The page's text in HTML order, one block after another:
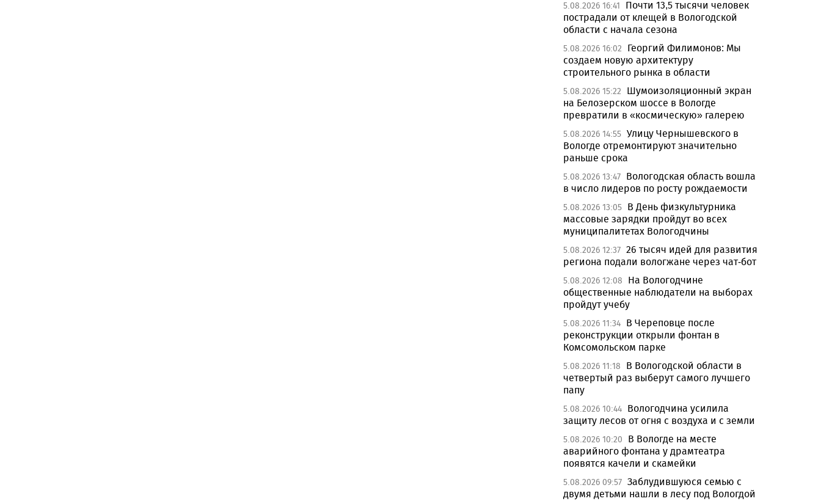
5.08.2026 16:41
Почти 13,5 тысячи человек
пострадали от клещей в Вологодской
области с начала сезона
5.08.2026 16:02
Георгий Филимонов: Мы
создаем новую архитектуру
строительного рынка в области
5.08.2026 15:22
Шумоизоляционный экран
на Белозерском шоссе в Вологде
превратили в «космическую» галерею
5.08.2026 14:55 Улицу Чернышевского в
Вологде отремонтируют значительно
раньше срока
5.08.2026 13:47 Вологодская область вошла
в число лидеров по росту рождаемости
5.08.2026 13:05 В День физкультурника
массовые зарядки пройдут во всех
муниципалитетах Вологодчины
5.08.2026 12:37 26 тысяч идей для развития
региона подали вологжане через чат-бот
5.08.2026 12:08
На Вологодчине
общественные наблюдатели на выборах
пройдут учебу
5.08.2026 11:34 В Череповце после
реконструкции открыли фонтан в
Комсомольском парке
5.08.2026 11:18
В Вологодской области в
четвертый раз выберут самого лучшего
папу
5.08.2026 10:44 Вологодчина усилила
защиту лесов от огня с воздуха и с земли
5.08.2026 10:20
В Вологде на месте
аварийного фонтана у драмтеатра
появятся качели и скамейки
5.08.2026 09:57 Заблудившуюся семью с
двумя детьми нашли в лесу под Вологдой